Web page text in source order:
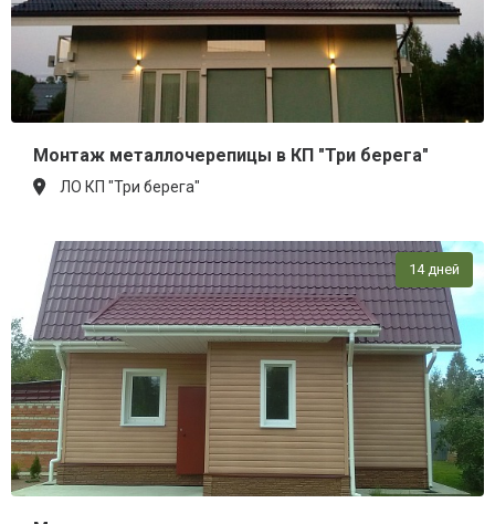
Монтаж металлочерепицы в КП "Три берега"
ЛО КП "Три берега"
14 дней